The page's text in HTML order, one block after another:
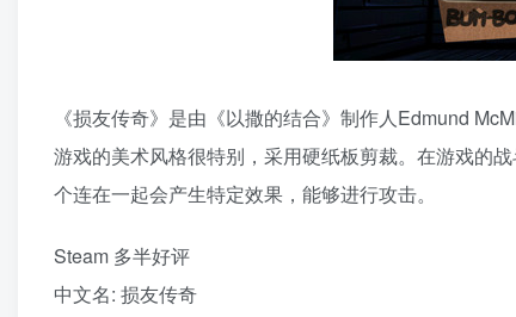
《损友传奇》是由《以撒的结合》制作人Edmund
游戏的美术风格很特别，采用硬纸板剪裁。在游戏的
个连在一起会产生特定效果，能够进行攻击。
Steam 多半好评
中文名: 损友传奇